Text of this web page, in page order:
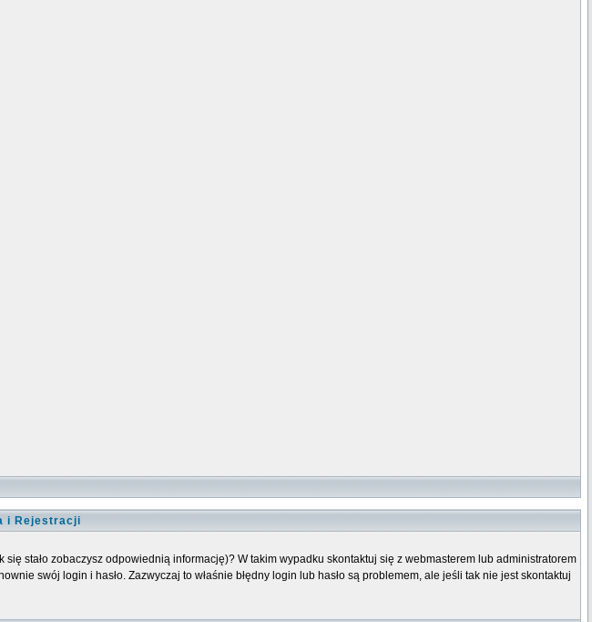
i Rejestracji
stało zobaczysz odpowiednią informację)? W takim wypadku skontaktuj się z webmasterem lub administratorem
swój login i hasło. Zazwyczaj to właśnie błędny login lub hasło są problemem, ale jeśli tak nie jest skontaktuj